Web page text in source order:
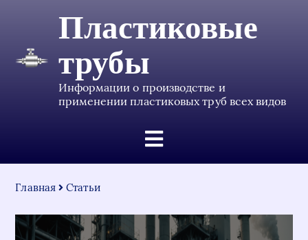
Пластиковые
трубы
Информации о производстве и
применении пластиковых труб всех видов
Главная Статьи